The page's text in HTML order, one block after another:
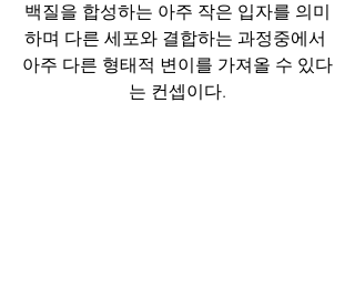
백질을 합성하는 아주 작은 입자를 의미
하며 다른 세포와 결합하는 과정중에서
아주 다른 형태적 변이를 가져올 수 있다
는 컨셉이다.